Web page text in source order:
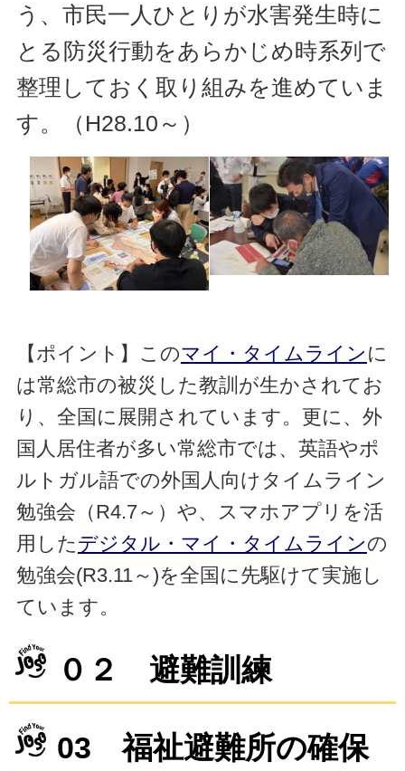
う、市民一人ひとりが水害発生時に
とる防災行動をあらかじめ時系列で
整理しておく取り組みを進めていま
す。（H28.10～）
【ポイント】このマイ・タイムライン に
は常総市の被災した教訓が生かされてお
り、全国に展開されています。更に、外
国人居住者が多い常総市では、英語やポ
ルトガル語での外国人向けタイムライン
勉強会（R4.7～）や、スマホアプリを活
用した デジタル・マイ・タイムラインの
勉強会(R3.11 ～)を全国に先駆けて実施し
ています。
０２ 避難訓練
03 福祉避難所の確保